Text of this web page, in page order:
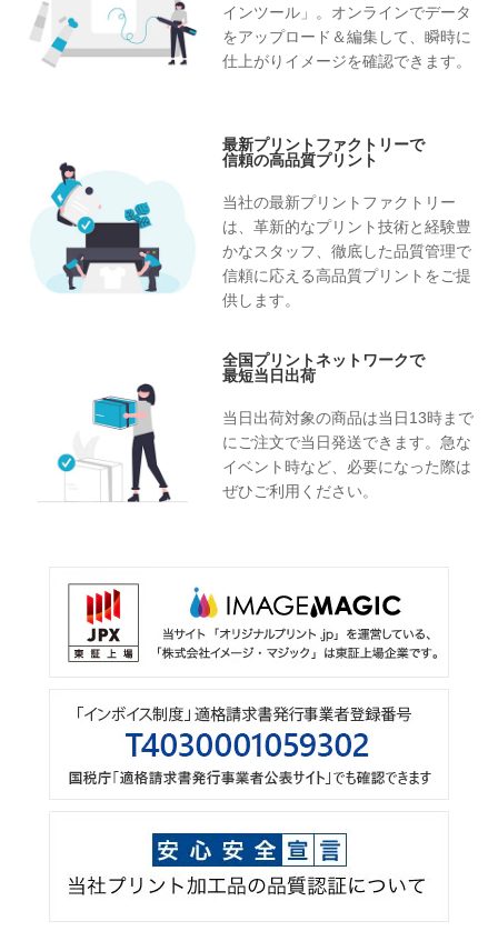
インツール」。オンラインでデータ
をアップロード＆編集して、瞬時に
仕上がりイメージを確認できます。
最新プリントファクトリーで
信頼の高品質プリント
当社の最新プリントファクトリー
は、革新的なプリント技術と経験豊
かなスタッフ、徹底した品質管理で
信頼に応える高品質プリントをご提
供します。
全国プリントネットワークで
最短当日出荷
当日出荷対象の商品は当日13時まで
にご注文で当日発送できます。急な
イベント時など、必要になった際は
ぜひご利用ください。